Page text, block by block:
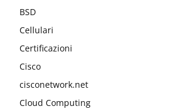
BSD
Cellulari
Certificazioni
Cisco
cisconetwork.net
Cloud Computing